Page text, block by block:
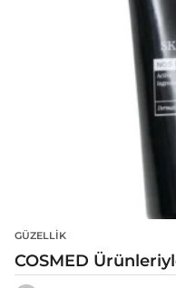
GÜZELLIK
COSMED